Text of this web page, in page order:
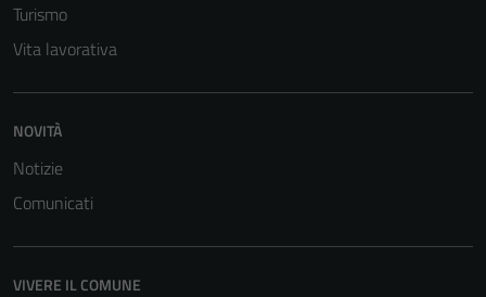
Turismo
Vita lavorativa
NOVITÀ
Notizie
Comunicati
VIVERE IL COMUNE